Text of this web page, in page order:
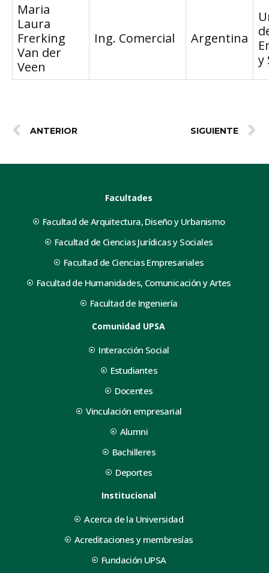
Maria
Laura
Frerking
Van der
Veen
Ing. Comercial Argentina
y
ANTERIOR SIGUIENTE
Facultades
Facultad de Arquitectura, Diseño y Urbanismo
Facultad de Ciencias Jurídicas y Sociales
Facultad de Ciencias Empresariales
Facultad de Humanidades, Comunicación y Artes
Facultad de Ingeniería
Comunidad UPSA
Interacción Social
Estudiantes
Docentes
Vinculación empresarial
Alumni
Bachilleres
Deportes
Institucional
Acerca de la Universidad
Acreditaciones y membresías
Fundación UPSA